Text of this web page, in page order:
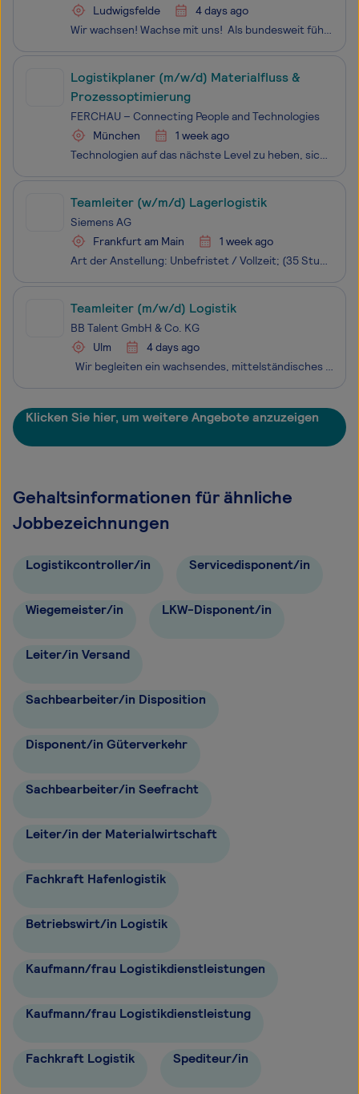
Ludwigsfelde
4 days ago
Wir wachsen! Wachse mit uns! Als bundesweit führender Zustellgroßhändler für Großverbraucher in der Gastronomie und Hotellerie sowie von Krankenhäusern, Senioreneinrichtungen und Betriebskantinen entwickeln wir uns stetig weiter. Daher haben wir in Ludwigsfelde unsere neue Niederlassung e
Logistikplaner (m/w/d) Materialfluss &
Prozessoptimierung
FERCHAU – Connecting People and Technologies
München
1 week ago
Technologien auf das nächste Level zu heben, sich Herausforderungen zu stellen und an den Innovationen von morgen zu arbeiten - dafür benötigen wir bei FERCHAU Expert:innen wie dich: als ambitionierte Kolleg:innen, die wie wir Technologien auf die nächste Stufe bringen möchten. Wir realisieren spann
Teamleiter (w/m/d) Lagerlogistik
Siemens AG
Frankfurt am Main
1 week ago
Art der Anstellung: Unbefristet / Vollzeit; (35 Stunden / Woche) Du willst Verantwortung übernehmen und dein Team in der Lagerlogistik auf das nächste Level bringen? Werde als Teamleiter Lagerlogistik (w/m/d) am Standort FFM CB Teil unseres starken Netzwerks und gestalte mit uns effizient
Teamleiter (m/w/d) Logistik
BB Talent GmbH & Co. KG
Ulm
4 days ago
Wir begleiten ein wachsendes, mittelständisches Unternehmen bei der Besetzung einer zentralen Führungsposition in der Lagerlogistik. Am neuen Unternehmensstandort in Ulm übernimmst du als Teamleiter (m/w/d) Logistik die operative Verantwortung für Wareneingang, Lager, Versand, Tourenpla
Klicken Sie hier, um weitere Angebote anzuzeigen
Gehaltsinformationen für ähnliche
Jobbezeichnungen
Logistikcontroller/in Servicedisponent/in
Wiegemeister/in LKW-Disponent/in
Leiter/in Versand
Sachbearbeiter/in Disposition
Disponent/in Güterverkehr
Sachbearbeiter/in Seefracht
Leiter/in der Materialwirtschaft
Fachkraft Hafenlogistik
Betriebswirt/in Logistik
Kaufmann/frau Logistikdienstleistungen
Kaufmann/frau Logistikdienstleistung
Fachkraft Logistik Spediteur/in